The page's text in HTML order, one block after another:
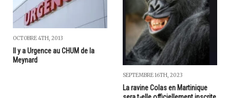
OCTOBRE 4TH, 2013
Il y a Urgence au CHUM de la
Meynard
SEPTEMBRE 16TH, 2023
La ravine Colas en Martinique